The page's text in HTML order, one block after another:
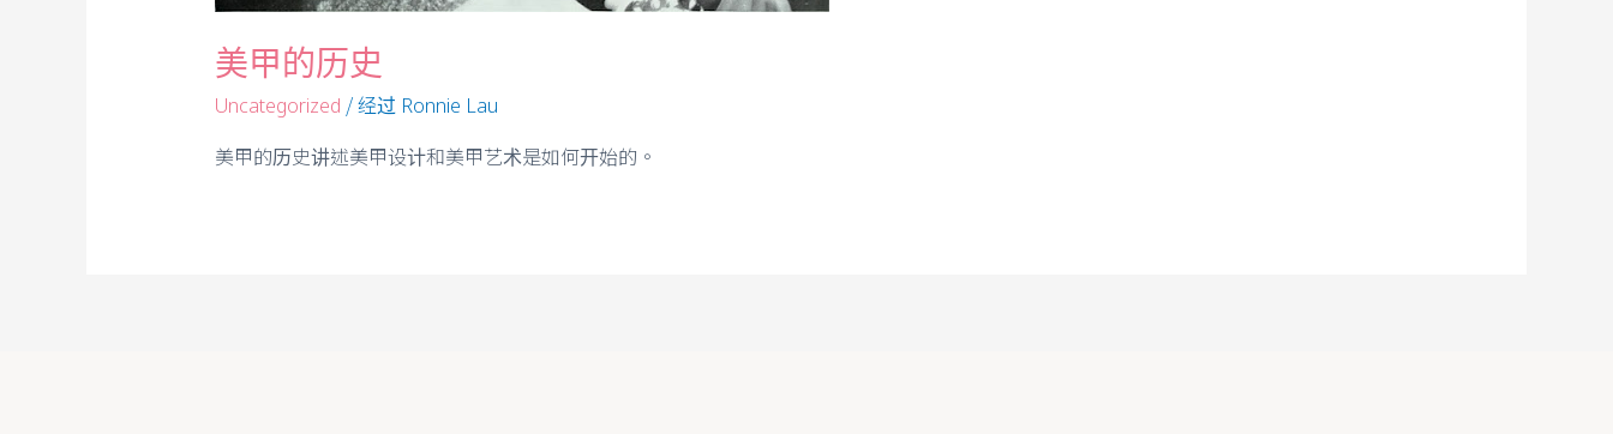
美甲的历史
Uncategorized / 经过 Ronnie Lau
美甲的历史讲述美甲设计和美甲艺术是如何开始的。